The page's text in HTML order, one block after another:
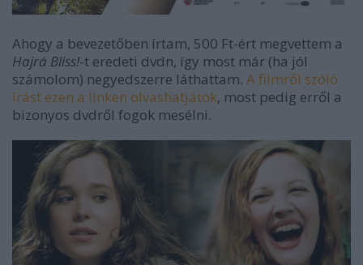
Ahogy a bevezetőben írtam, 500 Ft-ért megvettem a
Hajrá Bliss!-t eredeti dvdn, így most már (ha jól
számolom) negyedszerre láthattam. A filmről szóló
írást ezen a linken olvashatjátok, most pedig erről a
bizonyos dvdről fogok mesélni.